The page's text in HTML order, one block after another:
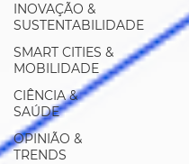
INOVAÇÃO &
SUSTENTABILIDADE
SMART CITIES &
MOBILIDADE
CIÊNCIA &
SAÚDE
OPINIÃO &
TRENDS